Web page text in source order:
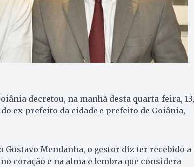
decretou, na manhã desta quarta-feira, 13,
ex-prefeito da cidade e prefeito de Goiânia,
Mendanha, o gestor diz ter recebido a
coração e na alma e lembra que considera